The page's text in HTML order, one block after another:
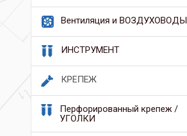
Вентиляция и ВОЗДУХОВОДЫ
ИНСТРУМЕНТ
КРЕПЕЖ
Перфорированный крепеж /
УГОЛКИ